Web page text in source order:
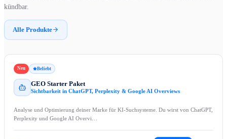
kündbar.
Alle Produkte
Neu Beliebt
GEO Starter Paket
Sichtbarkeit in ChatGPT, Perplexity & Google AI Overviews
Analyse und Optimierung deiner Marke für KI-Suchsysteme. Du wirst von ChatGPT,
Perplexity und Google AI Overvi…